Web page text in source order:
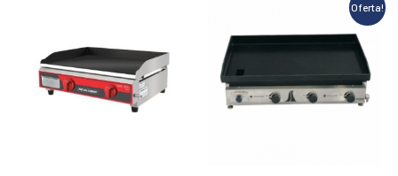
Oferta!
preço
original
era:
preço
atual